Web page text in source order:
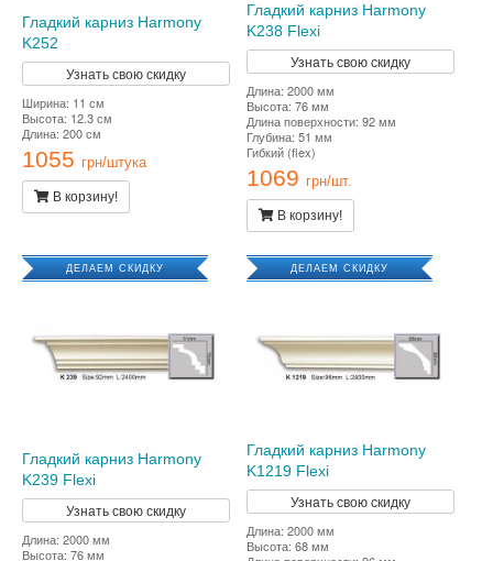
Гладкий карниз Harmony
K252
Узнать свою скидку
Ширина: 11 см
Высота: 12.3 см
Длина: 200 см
1055 грн/штука
В корзину!
Гладкий карниз Harmony
K238 Flexi
Узнать свою скидку
Длина: 2000 мм
Высота: 76 мм
Длина поверхности: 92 мм
Глубина: 51 мм
Гибкий (flex)
1069 грн/шт.
В корзину!
ДЕЛАЕМ СКИДКУ
Гладкий карниз Harmony
K239 Flexi
Узнать свою скидку
Длина: 2000 мм
Высота: 76 мм
ДЕЛАЕМ СКИДКУ
Гладкий карниз Harmony
K1219 Flexi
Узнать свою скидку
Длина: 2000 мм
Высота: 68 мм